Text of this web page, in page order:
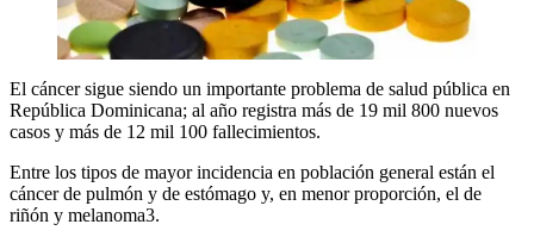
El cáncer sigue siendo un importante problema de salud pública en
República Dominicana; al año registra más de 19 mil 800 nuevos
casos y más de 12 mil 100 fallecimientos.
Entre los tipos de mayor incidencia en población general están el
cáncer de pulmón y de estómago y, en menor proporción, el de
riñón y melanoma3.